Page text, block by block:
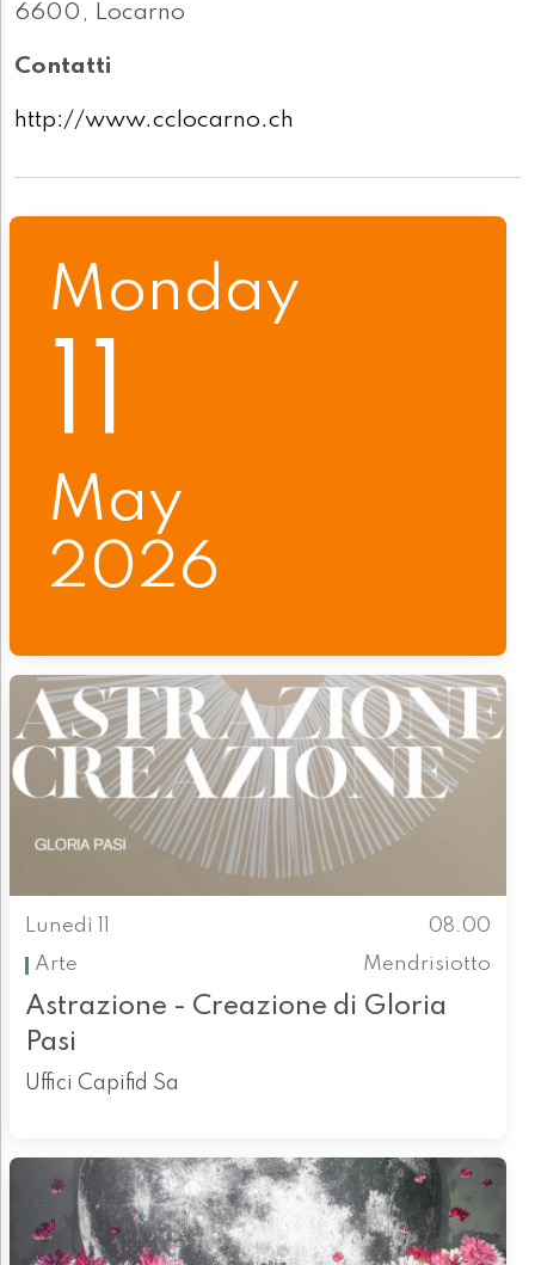
6600, Locarno
Contatti
http://www.cclocarno.ch
Monday
11
May
2026
Lunedì 11
08.00
Arte
Mendrisiotto
Astrazione - Creazione di Gloria
Pasi
Uffici Capifid Sa